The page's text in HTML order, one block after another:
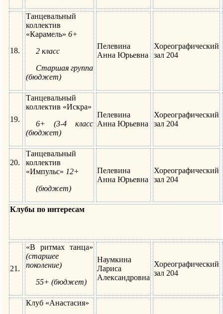
18.
Танцевальный
коллектив
«Карамель» 6+
2 класс
Старшая группа
(бюджет)
Пелевина
Анна Юрьевна
Хореографический
зал 204
19.
Танцевальный
коллектив «Искра»
6+ (3-4 класс
(бюджет)
Пелевина
Анна Юрьевна
Хореографический
зал 204
20.
Танцевальный
коллектив
«Импульс» 12+
(бюджет)
Пелевина
Анна Юрьевна
Хореографический
зал 204
Клубы по интересам
21.
«В ритмах танца»
(старшее
поколение)
55+ (бюджет)
Наумкина
Лариса
Александровна
Хореографический
зал 204
Клуб «Анастасия»